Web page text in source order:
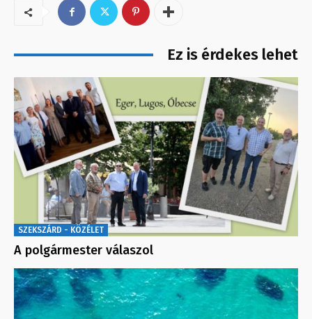
Ez is érdekes lehet
SZEKSZÁRD - KÖZÉLET
A polgármester válaszol